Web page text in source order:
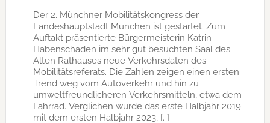
Der 2. Münchner Mobilitätskongress der
Landeshauptstadt München ist gestartet. Zum
Auftakt präsentierte Bürgermeisterin Katrin
Habenschaden im sehr gut besuchten Saal des
Alten Rathauses neue Verkehrsdaten des
Mobilitätsreferats. Die Zahlen zeigen einen ersten
Trend weg vom Autoverkehr und hin zu
umweltfreundlicheren Verkehrsmitteln, etwa dem
Fahrrad. Verglichen wurde das erste Halbjahr 2019
mit dem ersten Halbjahr 2023, […]